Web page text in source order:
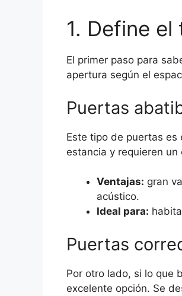
1. Define
El primer paso para
apertura según el
Puertas
Este tipo de puertas es
estancia y requieren
Ventajas: gran
acústico.
Ideal para:
Puertas
Por otro lado, si lo que
excelente opción. Se